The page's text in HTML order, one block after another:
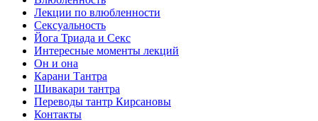
Лекции по влюбленности
Сексуальность
Йога Триада и Секс
Интересные моменты лекций
Он и она
Карани Тантра
Шивакари тантра
Переводы тантр Кирсановы
Контакты